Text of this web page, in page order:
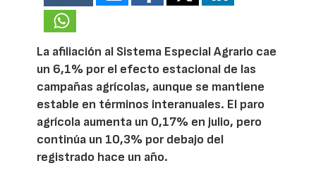
La afiliación al Sistema Especial Agrario cae
un 6,1% por el efecto estacional de las
campañas agrícolas, aunque se mantiene
estable en términos interanuales. El paro
agrícola aumenta un 0,17% en julio, pero
continúa un 10,3% por debajo del
registrado hace un año.